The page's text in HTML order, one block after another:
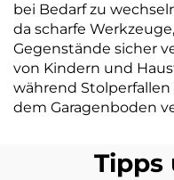
bei Bedarf zu
da scharfe
Gegenstände sicher
von Kindern und
während
dem Garagenboden
Tipps